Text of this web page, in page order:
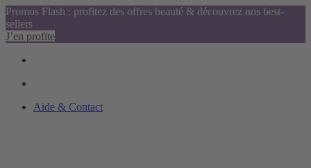
Promos Flash : profitez des offres beauté & découvrez nos best-
sellers
J’en profite
Aide & Contact